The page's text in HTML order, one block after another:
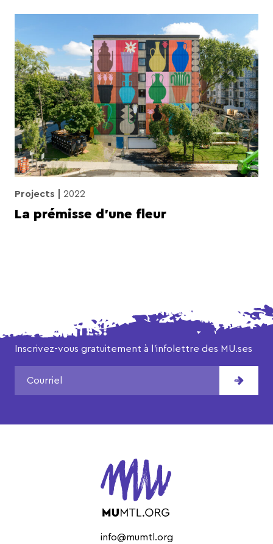
Projects 2022
La prémisse d’une fleur
NE MANQUEZ AUCUNE DE NOS
ACTUALITÉS!
Inscrivez-vous gratuitement à l’infolettre des MU.ses
info@mumtl.org